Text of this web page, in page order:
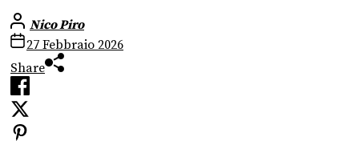
Nico Piro
27 Febbraio 2026
Share